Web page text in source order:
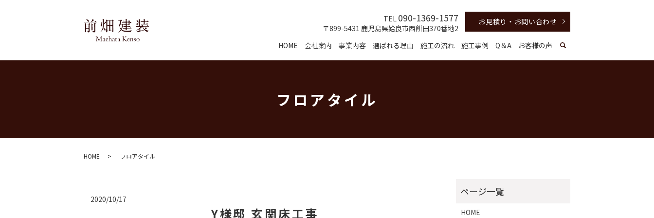
HOME 会社案内 事業内容 選ばれる理由 施工の流れ 施工事例 Q＆A お客様の声
TEL 090-1369-1577
〒899-5431 鹿児島県姶良市西餅田370番地2
お見積り・お問い合わせ
フロアタイル
HOME フロアタイル
2020/10/17
Y様邸 玄関床工事 HOME